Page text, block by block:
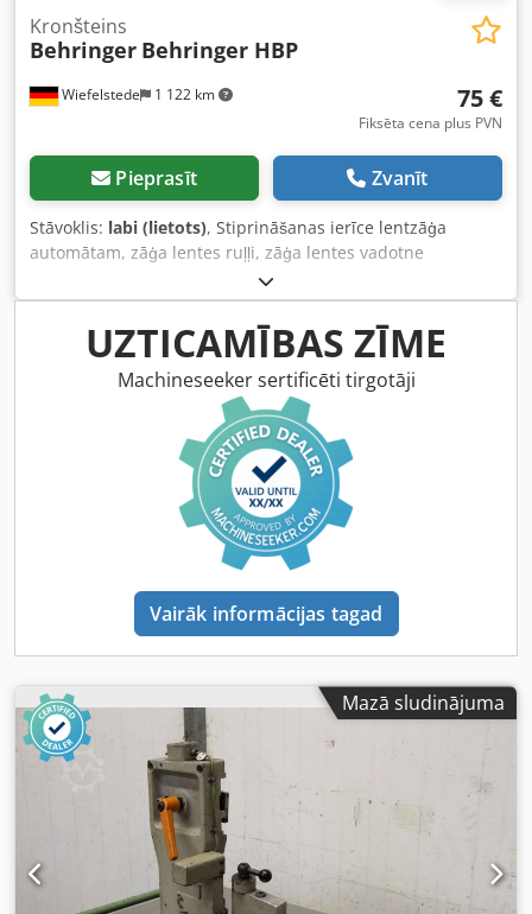
Wiefelstede 1 122 km
Kronšteins
Behringer Behringer HBP
75 €
Fiksēta cena plus PVN
Pieprasīt Zvanīt
Stāvoklis: labi (lietots), Stiprināšanas ierīce lentzāģa
automātam, zāģa lentes ruļļi, zāģa lentes vadotne
Djdpfogcct Rex Aprskr - Stiprinājums no Behringer HBP
lentzāģa automāta - Urbums: Ø 80 mm - Izmēri:
380/140/A50 mm - Svars: 8,2 kg
UZTICAMĪBAS ZĪME
Machineseeker sertificēti tirgotāji
Vairāk informācijas tagad
Mazā sludinājuma